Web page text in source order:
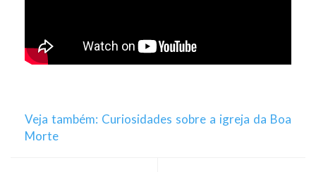
Veja também: Curiosidades sobre a igreja da Boa
Morte